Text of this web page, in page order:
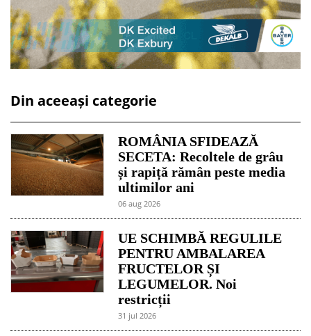
Din aceeași categorie
ROMÂNIA SFIDEAZĂ
SECETA: Recoltele de grâu
și rapiță rămân peste media
ultimilor ani
06 aug 2026
UE SCHIMBĂ REGULILE
PENTRU AMBALAREA
FRUCTELOR ȘI
LEGUMELOR. Noi
restricții
31 jul 2026